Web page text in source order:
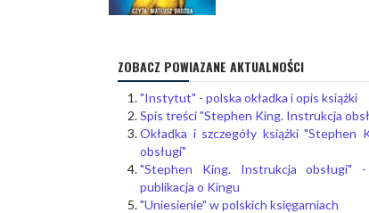
ZOBACZ POWIAZANE AKTUALNOŚCI
"Instytut" - polska okładka i opis książki
Spis treści "Stephen King. Instrukcja
Okładka i szczegóły książki "Stephen
obsługi"
"Stephen King. Instrukcja obsługi"
publikacja o Kingu
"Uniesienie" w polskich księgarniach